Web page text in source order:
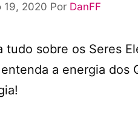
19, 2020 Por DanFF
tudo sobre os Seres
a energia dos